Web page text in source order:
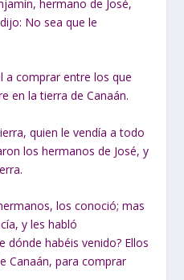
hermano de José,
No sea que le
a comprar entre los que
en la tierra de Canaán.
quien le vendía a todo
los hermanos de José, y
los conoció; mas
y les habló
dónde habéis venido? Ellos
Canaán, para comprar